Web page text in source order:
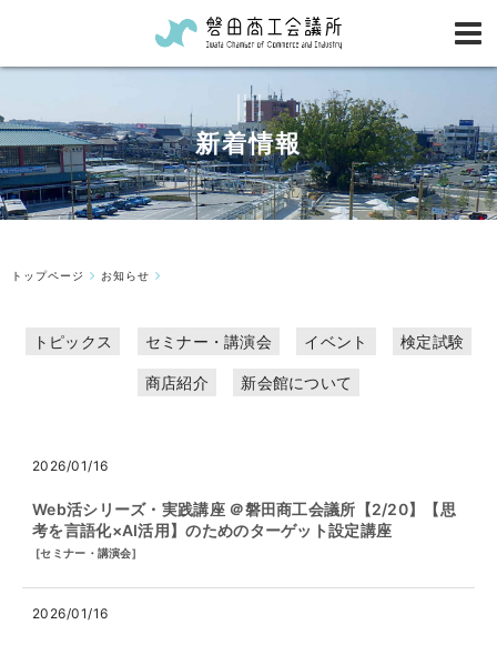
新着情報
トップページ お知らせ
トピックス セミナー・講演会 イベント 検定試験
商店紹介 新会館について
2026/01/16
Web活シリーズ・実践講座 ＠磐田商工会議所【2/20】【思
考を言語化×AI活用】のためのターゲット設定講座
[セミナー・講演会]
2026/01/16